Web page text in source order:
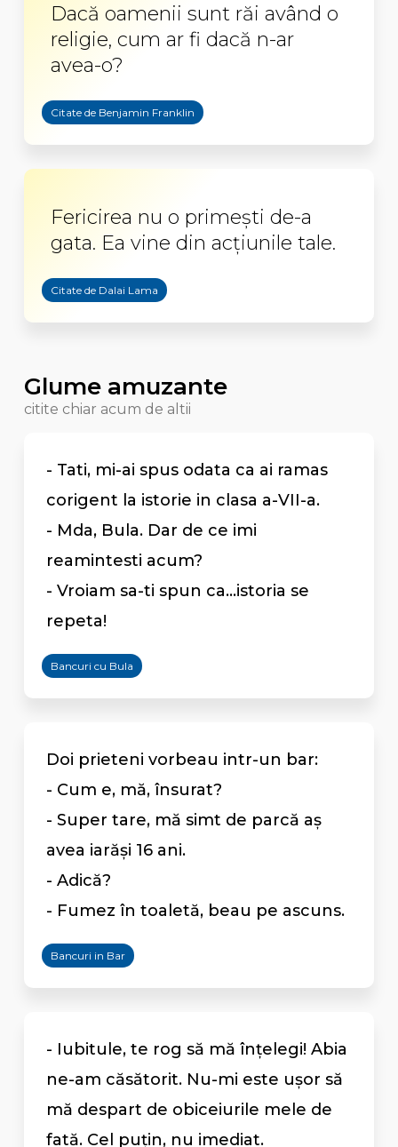
Dacă oamenii sunt răi având o
religie, cum ar fi dacă n-ar
avea-o?
Citate de Benjamin Franklin
Fericirea nu o primești de-a
gata. Ea vine din acțiunile tale.
Citate de Dalai Lama
Glume amuzante
citite chiar acum de altii
- Tati, mi-ai spus odata ca ai ramas
corigent la istorie in clasa a-VII-a.
- Mda, Bula. Dar de ce imi
reamintesti acum?
- Vroiam sa-ti spun ca...istoria se
repeta!
Bancuri cu Bula
Doi prieteni vorbeau intr-un bar:
- Cum e, mă, însurat?
- Super tare, mă simt de parcă aş
avea iarăşi 16 ani.
- Adică?
- Fumez în toaletă, beau pe ascuns.
Bancuri in Bar
- Iubitule, te rog să mă înţelegi! Abia
ne-am căsătorit. Nu-mi este uşor să
mă despart de obiceiurile mele de
fată. Cel puţin, nu imediat.